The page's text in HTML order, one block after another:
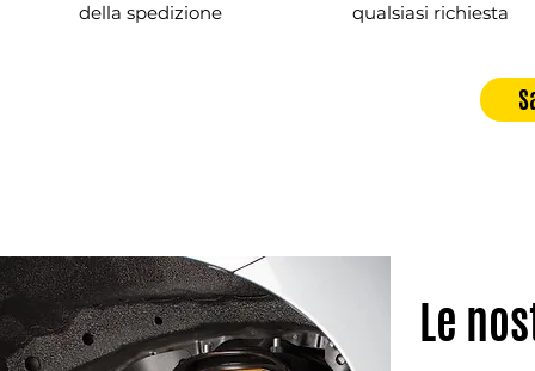
della spedizione
qualsiasi richiesta
Le